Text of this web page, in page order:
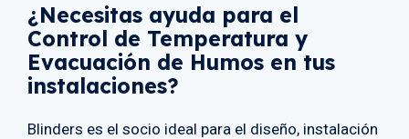
¿Necesitas ayuda para el
Control de Temperatura y
Evacuación de Humos en tus
instalaciones?
Blinders es el socio ideal para el diseño, instalación